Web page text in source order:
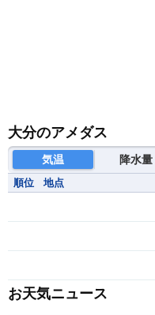
大分のアメダス
気温 降水量
順位 地点
お天気ニュース